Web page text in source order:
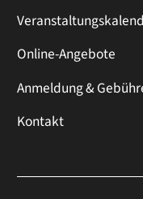
Online-Angebote
Anmeldung &
Kontakt